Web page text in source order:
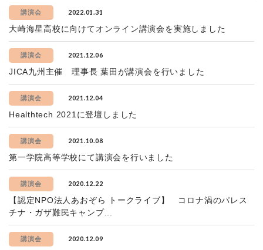
講演会 2022.01.31
大崎海星高校に向けてオンライン講演会を実施しました
講演会 2021.12.06
JICA九州主催 理事長 葉田が講演会を行いました
講演会 2021.12.04
Healthtech 2021に登壇しました
講演会 2021.10.08
第一学院高等学校にて講演会を行いました
講演会 2020.12.22
【認定NPO法人あおぞら トークライブ】 コロナ渦のパレス
チナ・ガザ難民キャンプ...
講演会 2020.12.09